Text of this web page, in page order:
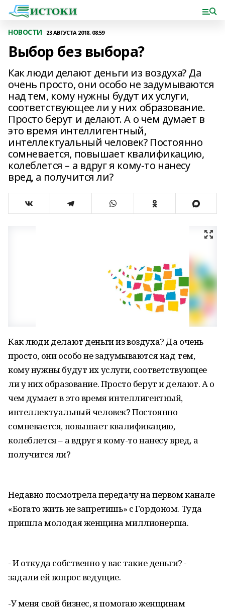
НОВОСТИ 23 АВГУСТА 2018, 08:59
Выбор без выбора?
Как люди делают деньги из воздуха? Да
очень просто, они особо не задумываются
над тем, кому нужны будут их услуги,
соответствующее ли у них образование.
Просто берут и делают. А о чем думает в
это время интеллигентный,
интеллектуальный человек? Постоянно
сомневается, повышает квалификацию,
колеблется – а вдруг я кому-то нанесу
вред, а получится ли?
Как люди делают деньги из воздуха? Да очень
просто, они особо не задумываются над тем,
кому нужны будут их услуги, соответствующее
ли у них образование. Просто берут и делают. А о
чем думает в это время интеллигентный,
интеллектуальный человек? Постоянно
сомневается, повышает квалификацию,
колеблется – а вдруг я кому-то нанесу вред, а
получится ли?
Недавно посмотрела передачу на первом канале
«Богато жить не запретишь» с Гордоном. Туда
пришла молодая женщина миллионерша.
- И откуда собственно у вас такие деньги? -
задали ей вопрос ведущие.
-У меня свой бизнес, я помогаю женщинам